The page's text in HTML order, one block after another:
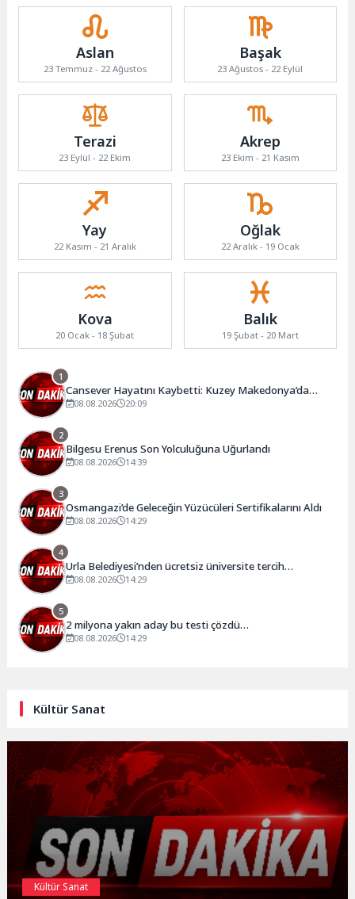
Aslan
23 Temmuz - 22 Ağustos
Başak
23 Ağustos - 22 Eylül
Terazi
23 Eylül - 22 Ekim
Akrep
23 Ekim - 21 Kasım
Yay
22 Kasım - 21 Aralık
Oğlak
22 Aralık - 19 Ocak
Kova
20 Ocak - 18 Şubat
Balık
19 Şubat - 20 Mart
1
Cansever Hayatını Kaybetti: Kuzey Makedonya’da
Toprağa Verilecek
08.08.2026 20:09
2
Bilgesu Erenus Son Yolculuğuna Uğurlandı
08.08.2026 14:39
3
Osmangazi’de Geleceğin Yüzücüleri Sertifikalarını Aldı
08.08.2026 14:29
4
Urla Belediyesi’nden ücretsiz üniversite tercih
danışmanlığı
08.08.2026 14:29
5
2 milyona yakın aday bu testi çözdü…
08.08.2026 14:29
Kültür Sanat
Kültür Sanat